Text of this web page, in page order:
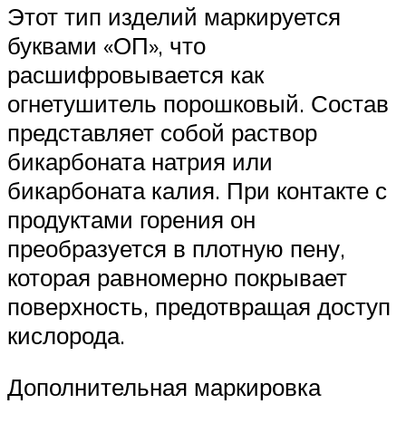
Этот тип изделий маркируется
буквами «ОП», что
расшифровывается как
огнетушитель порошковый. Состав
представляет собой раствор
бикарбоната натрия или
бикарбоната калия. При контакте с
продуктами горения он
преобразуется в плотную пену,
которая равномерно покрывает
поверхность, предотвращая доступ
кислорода.
Дополнительная маркировка